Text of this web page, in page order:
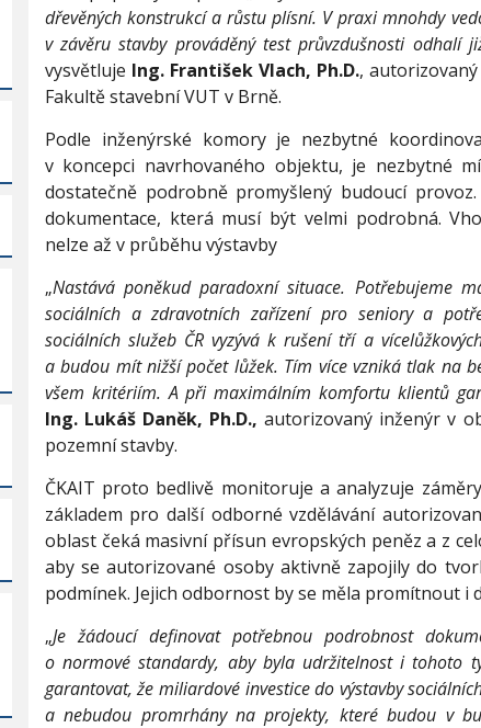
dřevěných konstrukcí a růstu plísní. V praxi mnohdy
v závěru stavby prováděný test průvzdušnosti odhalí
vysvětluje Ing. František Vlach, Ph.D.,
Fakultě stavební VUT v Brně.
Podle inženýrské komory je nezbytné
v koncepci navrhovaného objektu, je nezbytné
dostatečně podrobně promyšlený budoucí
dokumentace, která musí být velmi podrobná.
nelze až v průběhu výstavby
„Nastává poněkud paradoxní situace. Potřebujeme
sociálních a zdravotních zařízení pro seniory a
sociálních služeb ČR vyzývá k rušení tří a
a budou mít nižší počet lůžek. Tím více vzniká tlak na
všem kritériím. A při maximálním komfortu klientů
Ing. Lukáš Daněk, Ph.D.,autorizovaný inženýr v
pozemní stavby.
ČKAIT proto bedlivě monitoruje a analyzuje
základem pro další odborné vzdělávání
oblast čeká masivní přísun evropských peněz a z
aby se autorizované osoby aktivně zapojily do
podmínek. Jejich odbornost by se měla promítnout i
„Je žádoucí definovat potřebnou podrobnost
o normové standardy, aby byla udržitelnost i tohoto
garantovat, že miliardové investice do výstavby
a nebudou promrhány na projekty, které budou v